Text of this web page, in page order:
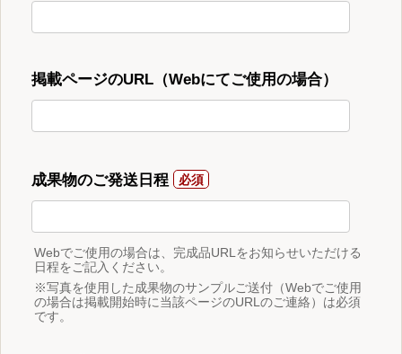
掲載ページのURL（Webにてご使用の場合）
成果物のご発送日程
Webでご使用の場合は、完成品URLをお知らせいただける
日程をご記入ください。
※写真を使用した成果物のサンプルご送付（Webでご使用
の場合は掲載開始時に当該ページのURLのご連絡）は必須
です。